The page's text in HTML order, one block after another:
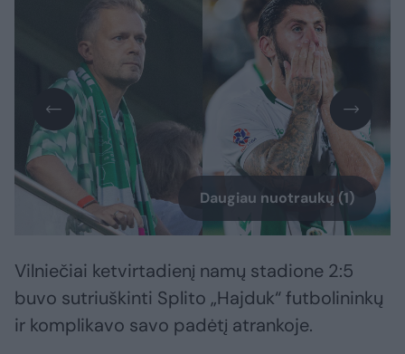
Daugiau nuotraukų (1)
Vilniečiai ketvirtadienį namų stadione 2:5
buvo sutriuškinti Splito „Hajduk“ futbolininkų
ir komplikavo savo padėtį atrankoje.